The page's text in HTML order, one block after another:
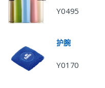
Y0495
护腕
Y0170